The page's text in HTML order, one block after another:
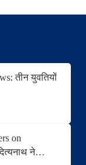
तीन युवतियों
on
ने…